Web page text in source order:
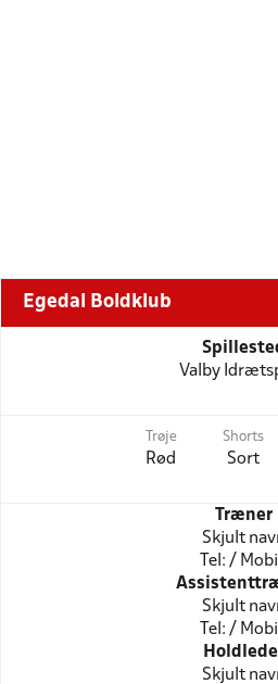
Egedal Boldklub
Valby
Trøje
Rød
Shorts
Sort
Træner
Skjult
Tel: /
Skjult
Tel: /
Skjult